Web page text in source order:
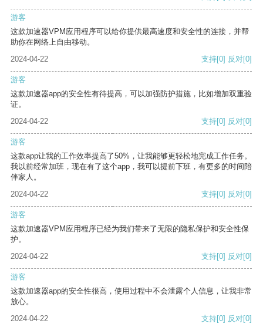
游客
这款加速器VPM应用程序可以给你提供最高速度和安全性的连接，并帮
助你在网络上自由移动。
2024-04-22
支持[0] 反对[0]
游客
这款加速器app的安全性有待提高，可以加强防护措施，比如增加双重验
证。
2024-04-22
支持[0] 反对[0]
游客
这款app让我的工作效率提高了50%，让我能够更轻松地完成工作任务。
我以前经常加班，现在有了这个app，我可以提前下班，有更多的时间陪
伴家人。
2024-04-22
支持[0] 反对[0]
游客
这款加速器VPM应用程序已经为我们带来了无限的隐私保护和安全性保
护。
2024-04-22
支持[0] 反对[0]
游客
这款加速器app的安全性很高，使用过程中不会泄露个人信息，让我非常
放心。
2024-04-22
支持[0] 反对[0]